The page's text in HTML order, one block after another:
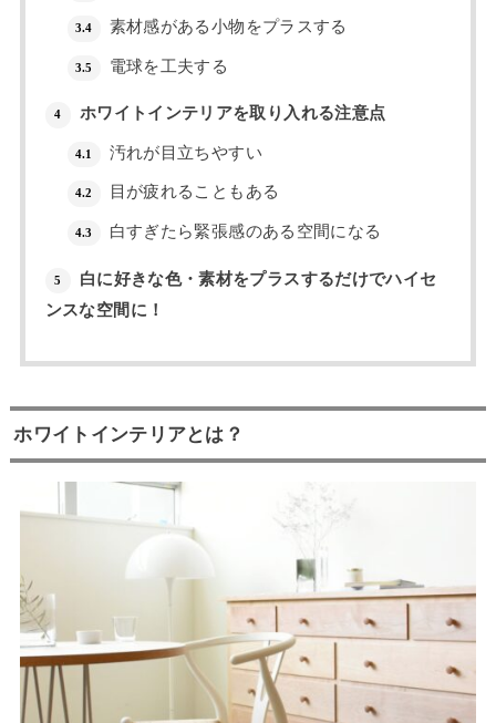
3.4 素材感がある小物をプラスする
3.5 電球を工夫する
4 ホワイトインテリアを取り入れる注意点
4.1 汚れが目立ちやすい
4.2 目が疲れることもある
4.3 白すぎたら緊張感のある空間になる
5
白に好きな色・素材をプラスするだけでハイセ
ンスな空間に！
ホワイトインテリアとは？